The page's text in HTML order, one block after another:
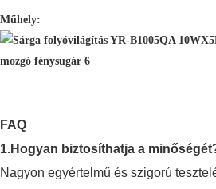
Műhely:
FAQ
1.Hogyan biztosíthatja a
Nagyon egyértelmű és szigorú